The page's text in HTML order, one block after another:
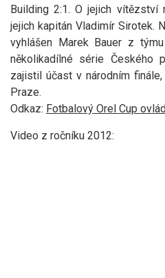
Building 2:1. O jejich vítězství
jejich kapitán Vladimír Sirotek.
vyhlášen Marek Bauer z
několikadílné série Českého
zajistil účast v národním
Praze.
Odkaz: Fotbalový Orel Cup
Video z ročníku 2012: